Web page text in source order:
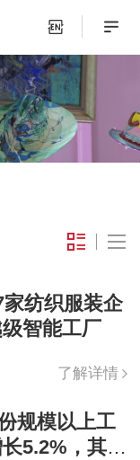
纺织服装企
智能工厂
了解详情
规模以上工
5.2%，其中